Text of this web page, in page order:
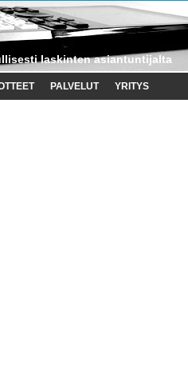
laskinten asiantuntijalta
PALVELUT YRITYS